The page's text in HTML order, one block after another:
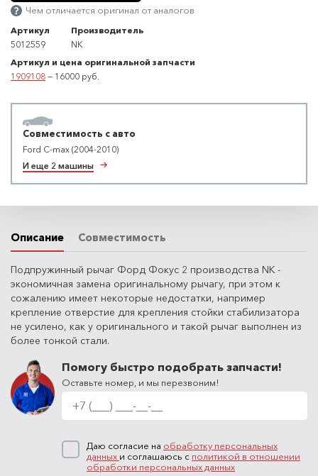
Чем отличается оригинал от аналогов
Артикул
5012559
Производитель
NK
Артикул и цена оригинальной запчасти
1909108 — 16000 руб.
Совместимость с авто
Ford C-max (2004-2010)
И еще 2 машины
Описание Совместимость
Подпружинный рычаг Форд Фокус 2 производства NK -
экономичная замена оригинальному рычагу, при этом к
сожалению имеет некоторые недостатки, например
крепление отверстие для крепления стойки стабилизатора
не усилено, как у оригинального и такой рычаг выполнен из
более тонкой стали.
Помогу быстро подобрать запчасти!
Оставьте номер, и мы перезвоним!
Даю согласие на обработку персональных
данных и соглашаюсь с политикой в отношении
обработки персональных данных